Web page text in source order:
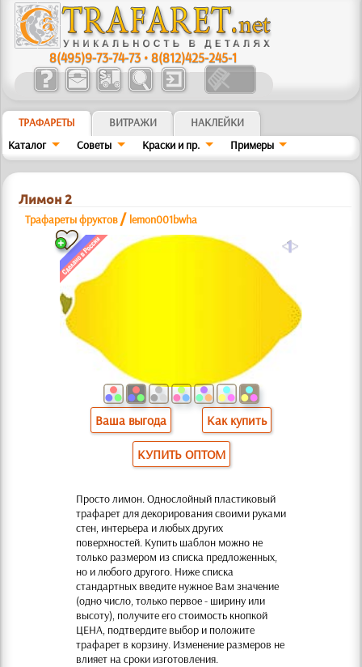
8(495)9-73-74-73 •8(812)425-245-1
ТРАФАРЕТЫ ВИТРАЖИ
НАКЛЕЙКИ
Каталог
Советы Краски и пр. Примеры
Лимон 2
Трафареты фруктов / lemon001bwha
a
Ваша выгода Как купить
КУПИТЬ ОПТОМ
Просто лимон. Однослойный пластиковый
трафарет для декорирования своими руками
стен, интерьера и любых других
поверхностей. Купить шаблон можно не
только размером из списка предложенных,
но и любого другого. Ниже списка
стандартных введите нужное Вам значение
(одно число, только первое - ширину или
высоту), получите его стоимость кнопкой
ЦЕНА, подтвердите выбор и положите
трафарет в корзину. Изменение размеров не
влияет на сроки изготовления.